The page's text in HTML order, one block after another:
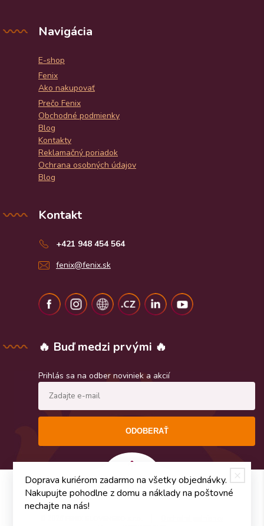
Navigácia
E-shop
Fenix
Ako nakupovať
Prečo Fenix
Obchodné podmienky
Blog
Kontakty
Reklamačný poriadok
Ochrana osobných údajov
Blog
Kontakt
+421 948 454 564
fenix@fenix.sk
🔥 Buď medzi prvými 🔥
Prihlás sa na odber noviniek a akcií
ODOBERAŤ
Doprava kuriérom zadarmo na všetky objednávky.
Nakupujte pohodlne z domu a náklady na poštovné
nechajte na nás!